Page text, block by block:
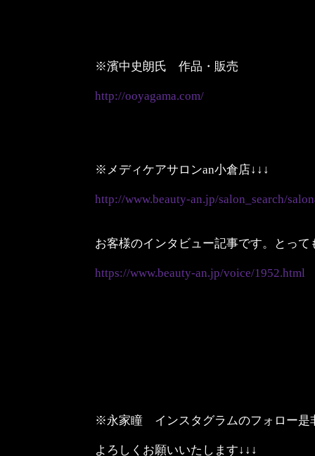
※濱中史朗氏 作品・販売
http://ooyagama.com/
※メディケアサロンan小倉店↓↓↓
http://www.beauty-an.jp/salon_search/
お客様のインタビュー記事です。とって
https://www.beauty-an.jp/voice/1952.html
※永家瞳 インスタグラムのフォロー是
よろしくお願いいたします↓↓↓